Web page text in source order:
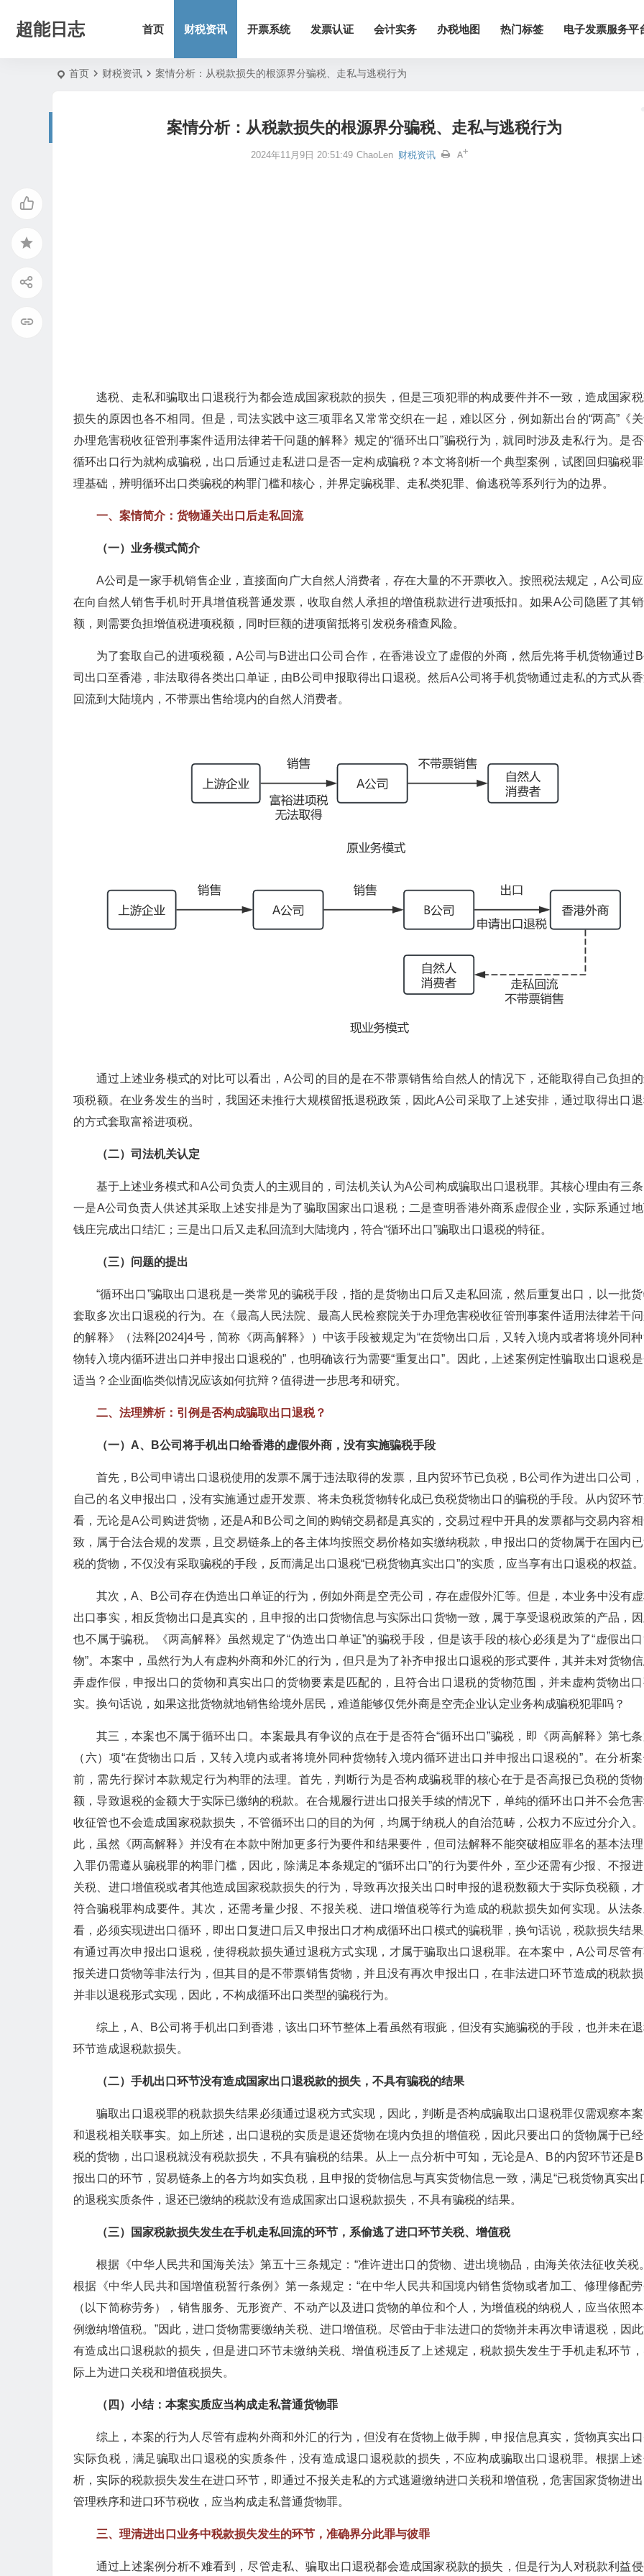
超能日志 首页 财税资讯 开票系统 发票认证 会计实务 办税地图 热门标签 电子发票服务平
首页 财税资讯 案情分析：从税款损失的根源界分骗税、走私与逃税行为
案情分析：从税款损失的根源界分骗税、走私与逃税行为
2024年11月9日 20:51:49 ChaoLen 财税资讯
逃税、走私和骗取出口退税行为都会造成国家税款的损失，但是三项犯罪的构成要件并不一致，造成国家
损失的原因也各不相同。但是，司法实践中这三项罪名又常常交织在一起，难以区分，例如新出台的“两高”《
办理危害税收征管刑事案件适用法律若干问题的解释》规定的“循环出口”骗税行为，就同时涉及走私行为。是
循环出口行为就构成骗税，出口后通过走私进口是否一定构成骗税？本文将剖析一个典型案例，试图回归骗税
理基础，辨明循环出口类骗税的构罪门槛和核心，并界定骗税罪、走私类犯罪、偷逃税等系列行为的边界。
一、案情简介：货物通关出口后走私回流
（一）业务模式简介
A公司是一家手机销售企业，直接面向广大自然人消费者，存在大量的不开票收入。按照税法规定，A公司
在向自然人销售手机时开具增值税普通发票，收取自然人承担的增值税款进行进项抵扣。如果A公司隐匿了其
额，则需要负担增值税进项税额，同时巨额的进项留抵将引发税务稽查风险。
为了套取自己的进项税额，A公司与B进出口公司合作，在香港设立了虚假的外商，然后先将手机货物通过
司出口至香港，非法取得各类出口单证，由B公司申报取得出口退税。然后A公司将手机货物通过走私的方式从
回流到大陆境内，不带票出售给境内的自然人消费者。
通过上述业务模式的对比可以看出，A公司的目的是在不带票销售给自然人的情况下，还能取得自己负担
项税额。在业务发生的当时，我国还未推行大规模留抵退税政策，因此A公司采取了上述安排，通过取得出口
的方式套取富裕进项税。
（二）司法机关认定
基于上述业务模式和A公司负责人的主观目的，司法机关认为A公司构成骗取出口退税罪。其核心理由有三
一是A公司负责人供述其采取上述安排是为了骗取国家出口退税；二是查明香港外商系虚假企业，实际系通过
钱庄完成出口结汇；三是出口后又走私回流到大陆境内，符合“循环出口”骗取出口退税的特征。
（三）问题的提出
“循环出口”骗取出口退税是一类常见的骗税手段，指的是货物出口后又走私回流，然后重复出口，以一批
套取多次出口退税的行为。在《最高人民法院、最高人民检察院关于办理危害税收征管刑事案件适用法律若干
的解释》（法释[2024]4号，简称《两高解释》）中该手段被规定为“在货物出口后，又转入境内或者将境外同
物转入境内循环进出口并申报出口退税的”，也明确该行为需要“重复出口”。因此，上述案例定性骗取出口退税
适当？企业面临类似情况应该如何抗辩？值得进一步思考和研究。
二、法理辨析：引例是否构成骗取出口退税？
（一） A、 B公司将手机出口给香港的虚假外商，没有实施骗税手段
首先，B公司申请出口退税使用的发票不属于违法取得的发票，且内贸环节已负税，B公司作为进出口公司
自己的名义申报出口，没有实施通过虚开发票、将未负税货物转化成已负税货物出口的骗税的手段。从内贸环
看，无论是A公司购进货物，还是A和B公司之间的购销交易都是真实的，交易过程中开具的发票都与交易内容
致，属于合法合规的发票，且交易链条上的各主体均按照交易价格如实缴纳税款，申报出口的货物属于在国内
税的货物，不仅没有采取骗税的手段，反而满足出口退税“已税货物真实出口”的实质，应当享有出口退税的权益。
其次，A、B公司存在伪造出口单证的行为，例如外商是空壳公司，存在虚假外汇等。但是，本业务中没有
出口事实，相反货物出口是真实的，且申报的出口货物信息与实际出口货物一致，属于享受退税政策的产品，
也不属于骗税。《两高解释》虽然规定了“伪造出口单证”的骗税手段，但是该手段的核心必须是为了“虚假出
物”。本案中，虽然行为人有虚构外商和外汇的行为，但只是为了补齐申报出口退税的形式要件，其并未对货物
弄虚作假，申报出口的货物和真实出口的货物要素是匹配的，且符合出口退税的货物范围，并未虚构货物出
实。换句话说，如果这批货物就地销售给境外居民，难道能够仅凭外商是空壳企业认定业务构成骗税犯罪吗？
其三，本案也不属于循环出口。本案最具有争议的点在于是否符合“循环出口”骗税，即《两高解释》第七
（六）项“在货物出口后，又转入境内或者将境外同种货物转入境内循环进出口并申报出口退税的”。在分析
前，需先行探讨本款规定行为构罪的法理。首先，判断行为是否构成骗税罪的核心在于是否高报已负税的货
额，导致退税的金额大于实际已缴纳的税款。在合规履行进出口报关手续的情况下，单纯的循环出口并不会危
收征管也不会造成国家税款损失，不管循环出口的目的为何，均属于纳税人的自治范畴，公权力不应过分介入
此，虽然《两高解释》并没有在本款中附加更多行为要件和结果要件，但司法解释不能突破相应罪名的基本法
入罪仍需遵从骗税罪的构罪门槛，因此，除满足本条规定的“循环出口”的行为要件外，至少还需有少报、不报
关税、进口增值税或者其他造成国家税款损失的行为，导致再次报关出口时申报的退税数额大于实际负税额，
符合骗税罪构成要件。其次，还需考量少报、不报关税、进口增值税等行为造成的税款损失如何实现。从法
看，必须实现进出口循环，即出口复进口后又申报出口才构成循环出口模式的骗税罪，换句话说，税款损失结
有通过再次申报出口退税，使得税款损失通过退税方式实现，才属于骗取出口退税罪。在本案中，A公司尽管
报关进口货物等非法行为，但其目的是不带票销售货物，并且没有再次申报出口，在非法进口环节造成的税款
并非以退税形式实现，因此，不构成循环出口类型的骗税行为。
综上，A、B公司将手机出口到香港，该出口环节整体上看虽然有瑕疵，但没有实施骗税的手段，也并未在
环节造成退税款损失。
（二）手机出口环节没有造成国家出口退税款的损失，不具有骗税的结果
骗取出口退税罪的税款损失结果必须通过退税方式实现，因此，判断是否构成骗取出口退税罪仅需观察本
和退税相关联事实。如上所述，出口退税的实质是退还货物在境内负担的增值税，因此只要出口的货物属于已
税的货物，出口退税就没有税款损失，不具有骗税的结果。从上一点分析中可知，无论是A、B的内贸环节还是
报出口的环节，贸易链条上的各方均如实负税，且申报的货物信息与真实货物信息一致，满足“已税货物真实出
的退税实质条件，退还已缴纳的税款没有造成国家出口退税款损失，不具有骗税的结果。
（三）国家税款损失发生在手机走私回流的环节，系偷逃了进口环节关税、增值税
根据《中华人民共和国海关法》第五十三条规定：“准许进出口的货物、进出境物品，由海关依法征收关税
根据《中华人民共和国增值税暂行条例》第一条规定：“在中华人民共和国境内销售货物或者加工、修理修配
（以下简称劳务），销售服务、无形资产、不动产以及进口货物的单位和个人，为增值税的纳税人，应当依照
例缴纳增值税。”因此，进口货物需要缴纳关税、进口增值税。尽管由于非法进口的货物并未再次申请退税，因
有造成出口退税款的损失，但是进口环节未缴纳关税、增值税违反了上述规定，税款损失发生于手机走私环节
际上为进口关税和增值税损失。
（四）小结：本案实质应当构成走私普通货物罪
综上，本案的行为人尽管有虚构外商和外汇的行为，但没有在货物上做手脚，申报信息真实，货物真实出
实际负税，满足骗取出口退税的实质条件，没有造成退口退税款的损失，不应构成骗取出口退税罪。根据上
析，实际的税款损失发生在进口环节，即通过不报关走私的方式逃避缴纳进口关税和增值税，危害国家货物进
管理秩序和进口环节税收，应当构成走私普通货物罪。
三、理清进出口业务中税款损失发生的环节，准确界分此罪与彼罪
通过上述案例分析不难看到，尽管走私、骗取出口退税都会造成国家税款的损失，但是行为人对税款利益